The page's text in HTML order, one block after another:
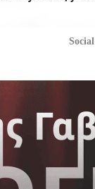
Social